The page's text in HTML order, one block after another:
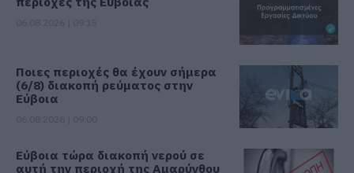
Ποιες περιοχές θα έχουν σήμερα
(6/8) διακοπή ρεύματος στην
Εύβοια
Εύβοια τώρα διακοπή νερού σε
αυτή την περιοχή της Αμαρύνθου